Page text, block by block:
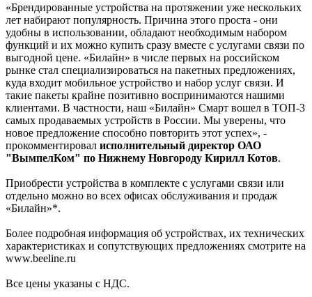
«Брендированные устройства на протяжении уже нескольких
лет набирают популярность. Причина этого проста - они
удобны в использовании, обладают необходимым набором
функций и их можно купить сразу вместе с услугами связи по
выгодной цене. «Билайн» в числе первых на российском
рынке стал специализироваться на пакетных предложениях,
куда входит мобильное устройство и набор услуг связи. И
такие пакеты крайне позитивно воспринимаются нашими
клиентами. В частности, наш «Билайн» Смарт вошел в ТОП-3
самых продаваемых устройств в России. Мы уверены, что
новое предложение способно повторить этот успех», -
прокомментировал исполнительный директор ОАО
"ВымпелКом" по Нижнему Новгороду Кирилл Котов.
Приобрести устройства в комплекте с услугами связи или
отдельно можно во всех офисах обслуживания и продаж
«Билайн»*.
Более подробная информация об устройствах, их технических
характеристиках и сопутствующих предложениях смотрите на
www.beeline.ru
Все цены указаны с НДС.